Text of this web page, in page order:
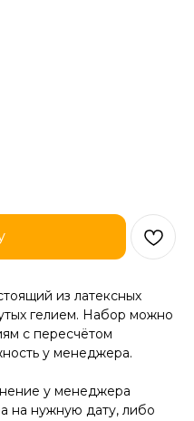
из латексных
гелием. Набор можно
с пересчётом
у менеджера.
у менеджера
на нужную дату, либо